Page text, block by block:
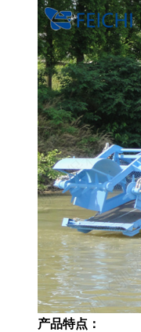
产品特点：